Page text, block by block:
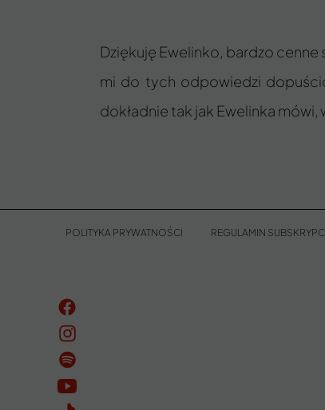
Dziękuję Ewelinko, bardzo cenne
mi do tych odpowiedzi
dokładnie tak jak Ewelinka
REGULAMIN
POLITYKA PRYWATNOŚCI